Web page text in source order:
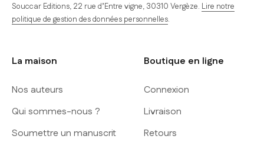
Souccar Editions, 22 rue d’Entre vigne, 30310 Vergèze. Lire notre
politique de gestion des données personnelles.
La maison
Nos auteurs
Qui sommes-nous ?
Soumettre un manuscrit
Boutique en ligne
Connexion
Livraison
Retours